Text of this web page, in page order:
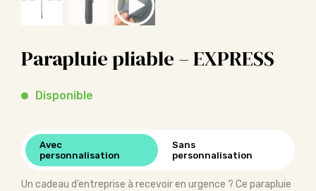
Parapluie pliable – EXPRESS
Disponible
Avec
personnalisation
Sans
personnalisation
Un cadeau d’entreprise à recevoir en urgence ? Ce parapluie